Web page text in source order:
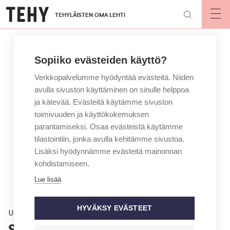
Hyppää
pääsisältöön
TEHYLÄISTEN OMA LEHTI
Uutinen
Sopiiko evästeiden käyttö?
Verkkopalvelumme hyödyntää evästeitä. Niiden
avulla sivuston käyttäminen on sinulle helppoa
ja kätevää. Evästeitä käytämme sivuston
toimivuuden ja käyttökokemuksen
parantamiseksi. Osaa evästeistä käytämme
tilastointiin, jonka avulla kehitämme sivustoa.
Lisäksi hyödynnämme evästeitä mainonnan
kohdistamiseen.
Lue lisää
HYVÄKSY EVÄSTEET